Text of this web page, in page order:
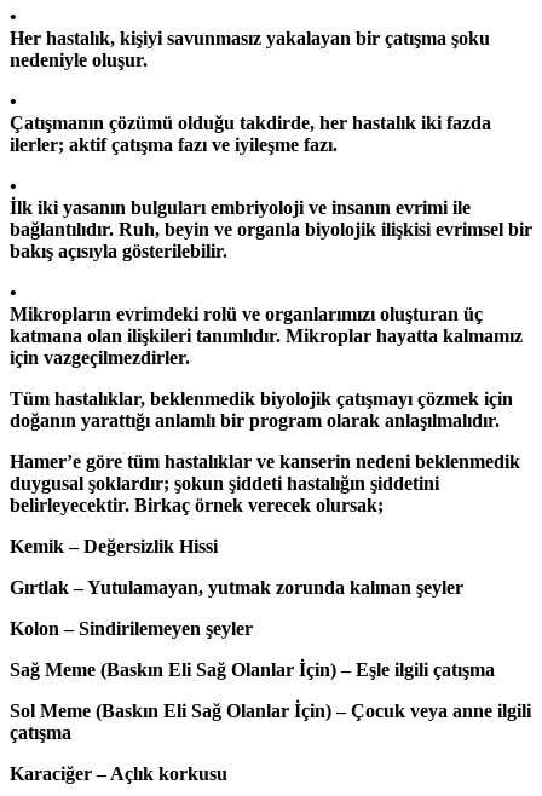
•
Her hastalık, kişiyi savunmasız yakalayan bir çatışma şoku
nedeniyle oluşur.
•
Çatışmanın çözümü olduğu takdirde, her hastalık iki fazda
ilerler; aktif çatışma fazı ve iyileşme fazı.
•
İlk iki yasanın bulguları embriyoloji ve insanın evrimi ile
bağlantılıdır. Ruh, beyin ve organla biyolojik ilişkisi evrimsel bir
bakış açısıyla gösterilebilir.
•
Mikropların evrimdeki rolü ve organlarımızı oluşturan üç
katmana olan ilişkileri tanımlıdır. Mikroplar hayatta kalmamız
için vazgeçilmezdirler.
Tüm hastalıklar, beklenmedik biyolojik çatışmayı çözmek için
doğanın yarattığı anlamlı bir program olarak anlaşılmalıdır.
Hamer’e göre tüm hastalıklar ve kanserin nedeni beklenmedik
duygusal şoklardır; şokun şiddeti hastalığın şiddetini
belirleyecektir. Birkaç örnek verecek olursak;
Kemik – Değersizlik Hissi
Gırtlak – Yutulamayan, yutmak zorunda kalınan şeyler
Kolon – Sindirilemeyen şeyler
Sağ Meme (Baskın Eli Sağ Olanlar İçin) – Eşle ilgili çatışma
Sol Meme (Baskın Eli Sağ Olanlar İçin) – Çocuk veya anne ilgili
çatışma
Karaciğer – Açlık korkusu